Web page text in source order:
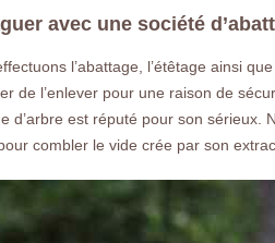
avec une société
l’abattage, l’étêtage ainsi
de l’enlever pour une raison de
d’arbre est réputé pour son sérieux.
combler le vide crée par son